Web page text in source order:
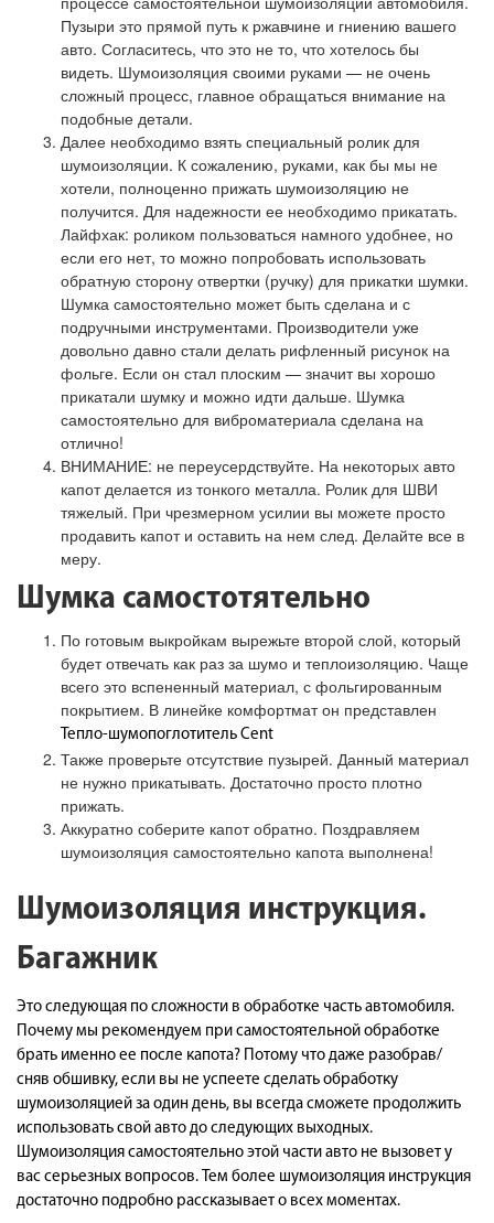
Пузыри это прямой путь к ржавчине и гниению вашего
авто. Согласитесь, что это не то, что хотелось бы
видеть. Шумоизоляция своими руками — не очень
сложный процесс, главное обращаться внимание на
подобные детали.
Далее необходимо взять специальный ролик для
шумоизоляции. К сожалению, руками, как бы мы не
хотели, полноценно прижать шумоизоляцию не
получится. Для надежности ее необходимо прикатать.
Лайфхак: роликом пользоваться намного удобнее, но
если его нет, то можно попробовать использовать
обратную сторону отвертки (ручку) для прикатки шумки.
Шумка самостоятельно может быть сделана и с
подручными инструментами. Производители уже
довольно давно стали делать рифленный рисунок на
фольге. Если он стал плоским — значит вы хорошо
прикатали шумку и можно идти дальше. Шумка
самостоятельно для виброматериала сделана на
отлично!
ВНИМАНИЕ: не переусердствуйте. На некоторых авто
капот делается из тонкого металла. Ролик для ШВИ
тяжелый. При чрезмерном усилии вы можете просто
продавить капот и оставить на нем след. Делайте все в
меру.
Шумка самостотятельно
По готовым выкройкам вырежьте второй слой, который
будет отвечать как раз за шумо и теплоизоляцию. Чаще
всего это вспененный материал, с фольгированным
покрытием. В линейке комфортмат он представлен
Тепло-шумопоглотитель Cent
Также проверьте отсутствие пузырей. Данный материал
не нужно прикатывать. Достаточно просто плотно
прижать.
Аккуратно соберите капот обратно. Поздравляем
шумоизоляция самостоятельно капота выполнена!
Шумоизоляция инструкция.
Багажник
Это следующая по сложности в обработке часть автомобиля.
Почему мы рекомендуем при самостоятельной обработке
брать именно ее после капота? Потому что даже разобрав/
сняв обшивку, если вы не успеете сделать обработку
шумоизоляцией за один день, вы всегда сможете продолжить
использовать свой авто до следующих выходных.
Шумоизоляция самостоятельно этой части авто не вызовет у
вас серьезных вопросов. Тем более шумоизоляция инструкция
достаточно подробно рассказывает о всех моментах.